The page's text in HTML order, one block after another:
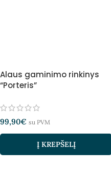
Alaus gaminimo rinkinys
“Porteris”
99,90€ su PVM
Į KREPŠELĮ